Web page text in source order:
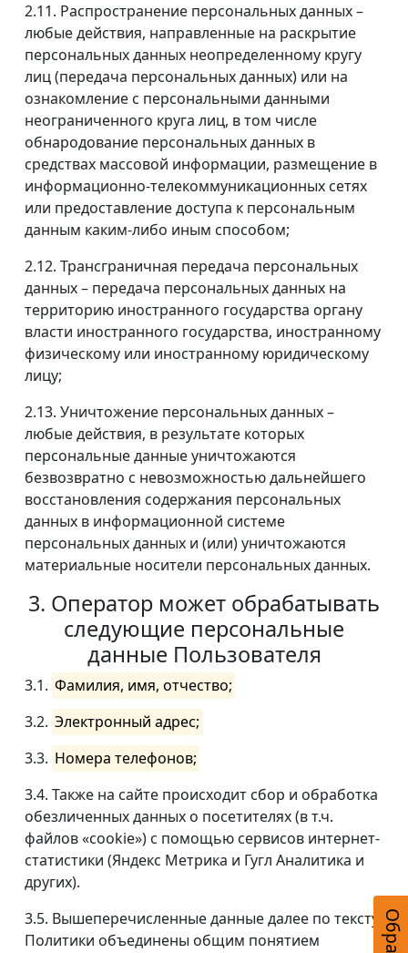
2.11. Распространение персональных данных –
любые действия, направленные на раскрытие
персональных данных неопределенному кругу
лиц (передача персональных данных) или на
ознакомление с персональными данными
неограниченного круга лиц, в том числе
обнародование персональных данных в
средствах массовой информации, размещение в
информационно-телекоммуникационных сетях
или предоставление доступа к персональным
данным каким-либо иным способом;
2.12. Трансграничная передача персональных
данных – передача персональных данных на
территорию иностранного государства органу
власти иностранного государства, иностранному
физическому или иностранному юридическому
лицу;
2.13. Уничтожение персональных данных –
любые действия, в результате которых
персональные данные уничтожаются
безвозвратно с невозможностью дальнейшего
восстановления содержания персональных
данных в информационной системе
персональных данных и (или) уничтожаются
материальные носители персональных данных.
3. Оператор может обрабатывать
следующие персональные
данные Пользователя
3.1. Фамилия, имя, отчество;
3.2. Электронный адрес;
3.3. Номера телефонов;
3.4. Также на сайте происходит сбор и обработка
обезличенных данных о посетителях (в т.ч.
файлов «cookie») с помощью сервисов интернет-
статистики (Яндекс Метрика и Гугл Аналитика и
других).
3.5. Вышеперечисленные данные далее по тексту
Политики объединены общим понятием